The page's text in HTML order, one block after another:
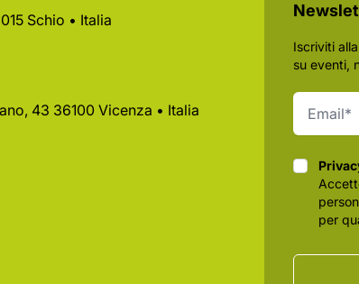
Schio • Italia
43 36100 Vicenza • Italia
Iscriviti
su eventi,
per